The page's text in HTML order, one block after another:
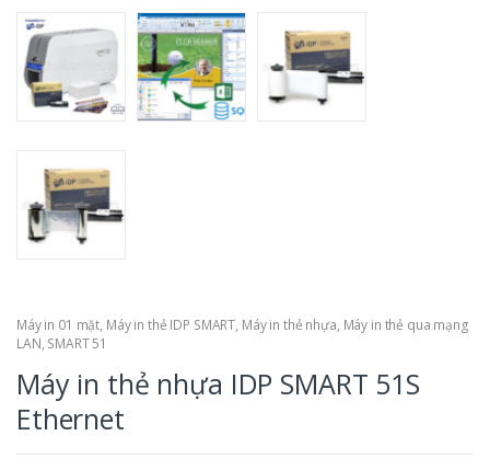
Máy in 01 mặt, Máy in thẻ IDP SMART, Máy in thẻ nhựa, Máy in thẻ qua mạng
LAN, SMART 51
Máy in thẻ nhựa IDP SMART 51S
Ethernet